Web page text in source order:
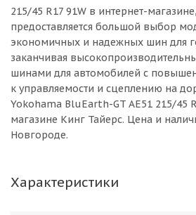
215/45 R17 91W в интернет-
предоставляется большой выбор
экономичных и надежных шин для
заканчивая
шинами для автомобилей с
к управляемости и сцеплению на
Yokohama BluEarth-GT AE51 215/45
магазине Кинг Тайерс. Цена и
Новгороде.
Характеристики